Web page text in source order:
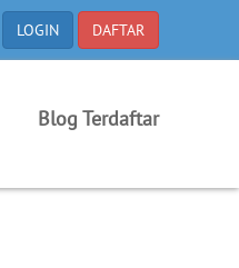
Blog Terdaftar